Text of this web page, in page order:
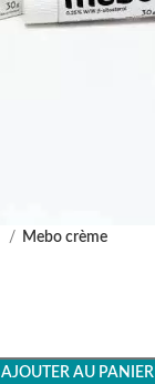
Mebo crème
AJOUTER AU PANIER